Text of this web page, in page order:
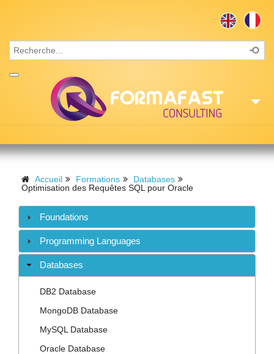
Formations
Missions
Recrutement
Contact
Accueil Formations
Databases
Optimisation des Requêtes SQL pour Oracle
Foundations
Programming Languages
Databases
DB2 Database
MongoDB Database
MySQL Database
Oracle Database